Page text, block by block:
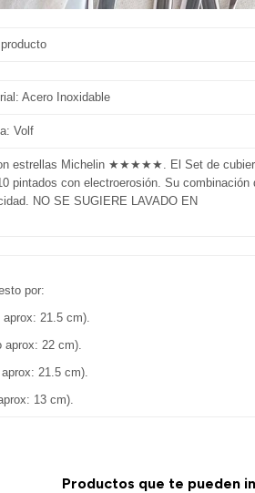
Acero Inoxidable
Volf
estrellas Michelin ★★★★★. El Set de
pintados con electroerosión. Su combinación
NO SE SUGIERE LAVADO EN
por:
aprox: 21.5 cm).
aprox: 22 cm).
21.5 cm).
13 cm).
Productos que te pueden